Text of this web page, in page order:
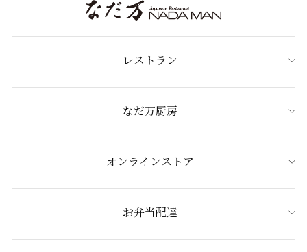
レストラン
なだ万厨房
オンラインストア
お弁当配達